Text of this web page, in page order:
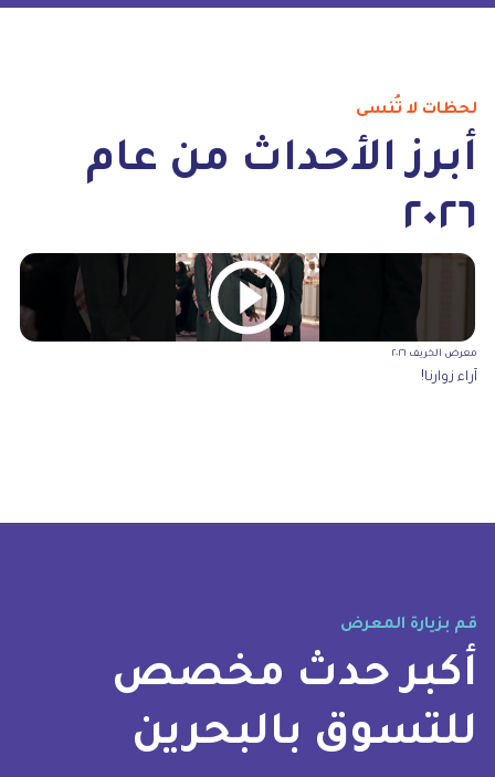
لحظات لا تُنسى
أبرز الأحداث من عام
٢٠٢٦
معرض الخريف ٢٠٢٦
آراء زوارنا!
قم بزيارة المعرض
أكبر حدث مخصص
للتسوق بالبحرين